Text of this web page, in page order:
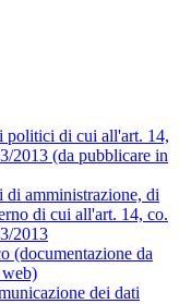
politici di cui all'art. 14,
2013 (da pubblicare in
amministrazione, di
di cui all'art. 14, co.
2013
(documentazione da
dei dati